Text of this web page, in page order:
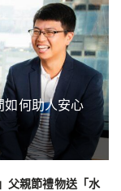
如何助人安心
父親節禮物送「水